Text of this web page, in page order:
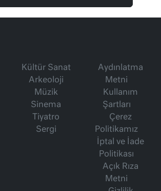
Kültür Sanat
Arkeoloji
Müzik
Sinema
Tiyatro
Sergi
Aydınlatma
Metni
Kullanım
Şartları
Çerez
Politikamız
İptal ve İade
Politikası
Açık Rıza
Metni